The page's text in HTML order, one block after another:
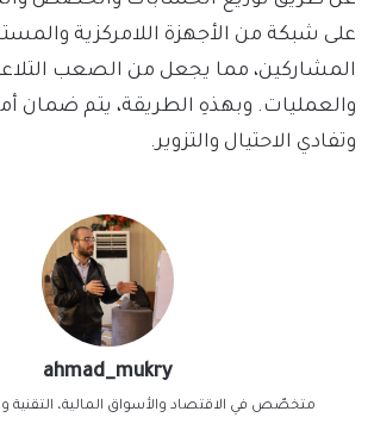
على شبكة من الأجهزة اللامركزية
المشاركين، مما يجعل من الصعب
والعمليات. وبهذهِ الطريقة، يتم ضمان
وتفادي الاحتيال والتزوير.
ahmad_mukry
متخصّص في الاقتصاد والأسواق المالية، التقنية